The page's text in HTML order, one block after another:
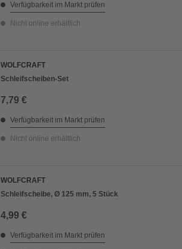
Verfügbarkeit im Markt prüfen
Nicht online erhältlich
WOLFCRAFT
Schleifscheiben-Set
7,79 €
Verfügbarkeit im Markt prüfen
Nicht online erhältlich
WOLFCRAFT
Schleifscheibe, Ø 125 mm, 5 Stück
4,99 €
Verfügbarkeit im Markt prüfen